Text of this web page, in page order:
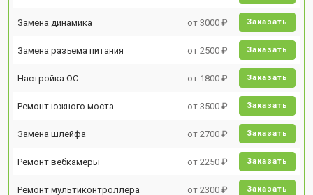
Замена динамика от 3000 ₽ Заказать
Замена разъема питания от 2500 ₽ Заказать
Настройка ОС от 1800 ₽ Заказать
Ремонт южного моста от 3500 ₽ Заказать
Замена шлейфа от 2700 ₽ Заказать
Ремонт вебкамеры от 2250 ₽ Заказать
Ремонт мультиконтроллера от 2300 ₽ Заказать